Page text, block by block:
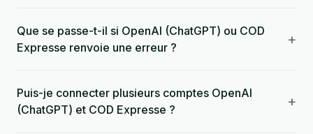
Que se passe-t-il si OpenAI (ChatGPT) ou COD
Expresse renvoie une erreur ?
+
Puis-je connecter plusieurs comptes OpenAI
(ChatGPT) et COD Expresse ?
+